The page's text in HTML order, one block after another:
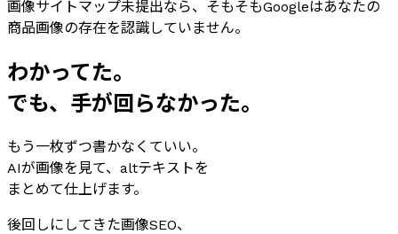
画像サイトマップ未提出なら、そもそもGoogleはあなたの
商品画像の存在を認識していません。
わかってた。
でも、手が回らなかった。
もう一枚ずつ書かなくていい。
AIが画像を見て、altテキストを
まとめて仕上げます。
後回しにしてきた画像SEO、